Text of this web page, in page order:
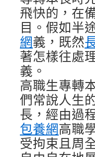
飛快的，在
目。假如半
網義，既然
著怎樣往處
義。
高職生專轉
們常說人生
長，經由過
包養網高職
受拘束且周